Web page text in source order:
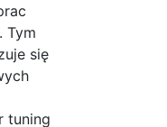
Tym
się
tuning